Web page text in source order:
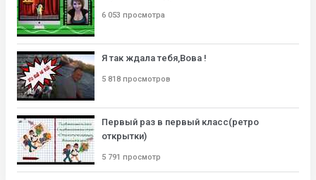
6 053 просмотра
Я так ждала тебя,Вова !
5 818 просмотров
Первый раз в первый класс(ретро
открытки)
5 791 просмотр